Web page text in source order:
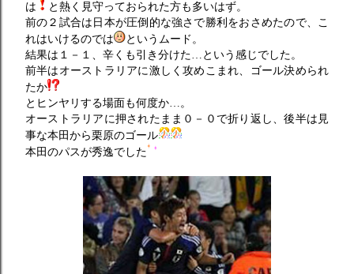
は
と熱く見守っておられた方も多いはず。
前の２試合は日本が圧倒的な強さで勝利をおさめたので、こ
れはいけるのでは
というムード。
結果は１－１、辛くも引き分けた…という感じでした。
前半はオーストラリアに激しく攻めこまれ、ゴール決められ
たか
とヒンヤリする場面も何度か…。
オーストラリアに押されたまま０－０で折り返し、後半は見
事な本田から栗原のゴール
本田のパスが秀逸でした